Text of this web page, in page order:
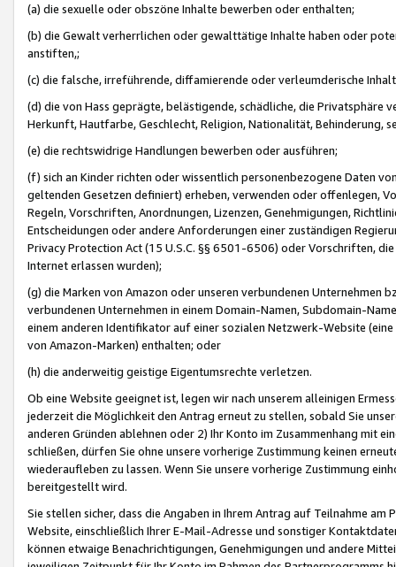
(a) die sexuelle oder obszöne Inhalte bewerben oder enthalten;
(b) die Gewalt verherrlichen oder gewalttätige Inhalte haben oder
anstiften,;
(c) die falsche, irreführende, diffamierende oder verleumderische
(d) die von Hass geprägte, belästigende, schädliche, die Privatsphäre
Herkunft, Hautfarbe, Geschlecht, Religion, Nationalität, Behinderung,
(e) die rechtswidrige Handlungen bewerben oder ausführen;
(f) sich an Kinder richten oder wissentlich personenbezogene Daten
geltenden Gesetzen definiert) erheben, verwenden oder offenlegen,
Regeln, Vorschriften, Anordnungen, Lizenzen, Genehmigungen,
Entscheidungen oder andere Anforderungen einer zuständigen
Privacy Protection Act (15 U.S.C. §§ 6501-6506) oder Vorschriften,
Internet erlassen wurden);
(g) die Marken von Amazon oder unseren verbundenen Unternehmen
verbundenen Unternehmen in einem Domain-Namen, Subdomain-
einem anderen Identifikator auf einer sozialen Netzwerk-Website
von Amazon-Marken) enthalten; oder
(h) die anderweitig geistige Eigentumsrechte verletzen.
Ob eine Website geeignet ist, legen wir nach unserem alleinigen
jederzeit die Möglichkeit den Antrag erneut zu stellen, sobald Sie
anderen Gründen ablehnen oder 2) Ihr Konto im Zusammenhang mit
schließen, dürfen Sie ohne unsere vorherige Zustimmung keinen
wiederaufleben zu lassen. Wenn Sie unsere vorherige Zustimmung
bereitgestellt wird.
Sie stellen sicher, dass die Angaben in Ihrem Antrag auf Teilnahme
Website, einschließlich Ihrer E-Mail-Adresse und sonstiger
können etwaige Benachrichtigungen, Genehmigungen und andere